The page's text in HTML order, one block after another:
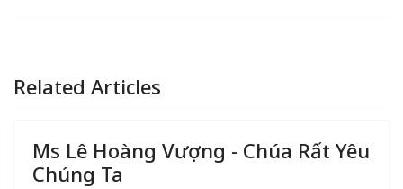
Related Articles
Ms Lê Hoàng Vượng - Chúa Rất Yêu
Chúng Ta